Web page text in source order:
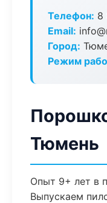
Телефон: 8
Email:
Город:
Режим
Тюмень
Опыт 9+ лет в
Выпускаем